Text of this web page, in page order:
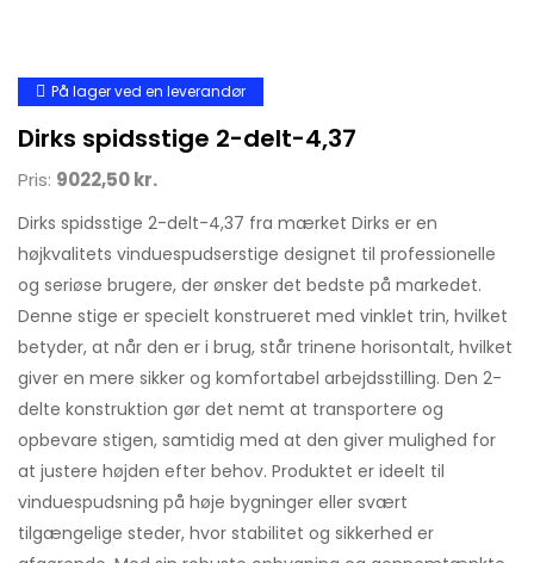
På lager ved en leverandør
Dirks spidsstige 2-delt-4,37
Pris: 9022,50 kr.
Dirks spidsstige 2-delt-4,37 fra mærket Dirks er en
højkvalitets vinduespudserstige designet til professionelle
og seriøse brugere, der ønsker det bedste på markedet.
Denne stige er specielt konstrueret med vinklet trin, hvilket
betyder, at når den er i brug, står trinene horisontalt, hvilket
giver en mere sikker og komfortabel arbejdsstilling. Den 2-
delte konstruktion gør det nemt at transportere og
opbevare stigen, samtidig med at den giver mulighed for
at justere højden efter behov. Produktet er ideelt til
vinduespudsning på høje bygninger eller svært
tilgængelige steder, hvor stabilitet og sikkerhed er